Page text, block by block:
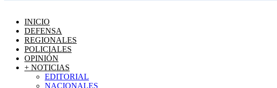
INICIO
DEFENSA
REGIONALES
POLICIALES
OPINIÓN
+ NOTICIAS
EDITORIAL
NACIONALES